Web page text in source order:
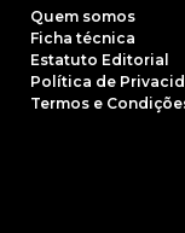
Quem somos
Ficha técnica
Estatuto Editorial
Política de
Termos e